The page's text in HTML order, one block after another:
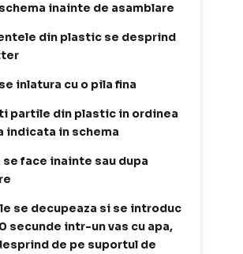
inainte de asamblare
din plastic se desprind
inlatura cu o pila fina
partile din plastic in ordinea
indicata in schema
face inainte sau dupa
se decupeaza si se introduc
secunde intr-un vas cu apa,
de pe suportul de